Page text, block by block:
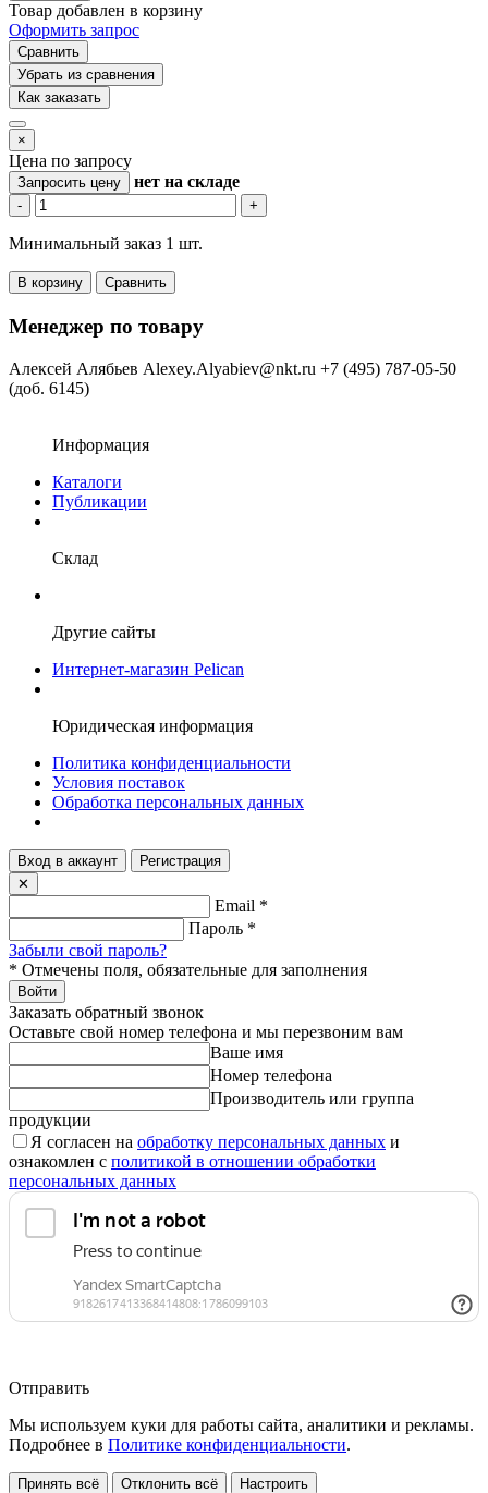
Товар добавлен в корзину
Оформить запрос
Сравнить
Убрать из сравнения
Как заказать
×
Цена по запросу
Запросить цену нет на складе
- +
Минимальный заказ 1 шт.
В корзину Сравнить
Менеджер по товару
Алексей Алябьев Alexey.Alyabiev@nkt.ru +7 (495) 787-05-50
(доб. 6145)
Информация
Каталоги
Публикации
Склад
Другие сайты
Интернет-магазин Pelican
Юридическая информация
Политика конфиденциальности
Условия поставок
Обработка персональных данных
Вход в аккаунт
Регистрация
✕
Email *
Пароль *
Забыли свой пароль?
* Отмечены поля, обязательные для заполнения
Войти
Заказать обратный звонок
Оставьте свой номер телефона и мы перезвоним вам
Ваше имя
Номер телефона
Производитель или группа
продукции
Я согласен на обработку персональных данных и
ознакомлен с политикой в отношении обработки
персональных данных
Отправить
Мы используем куки для работы сайта, аналитики и рекламы.
Подробнее в Политике конфиденциальности.
Принять всё Отклонить всё Настроить